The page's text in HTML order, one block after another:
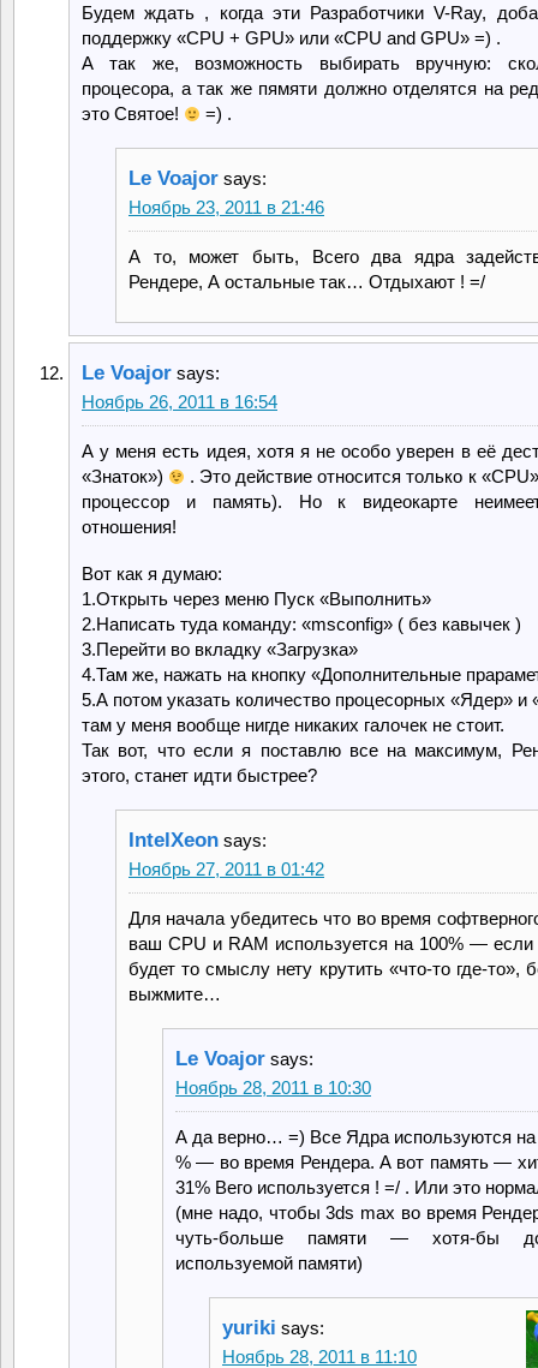
Будем ждать , когда эти Разработчики V-Ray,
поддержку «CPU + GPU» или «CPU and GPU» =) .
А так же, возможность выбирать вручную:
процесора, а так же пямяти должно отделятся на
это Святое!
=) .
Le Voajor says:
Ноябрь 23, 2011 в 21:46
А то, может быть, Всего два ядра
Рендере, А остальные так… Отдыхают ! =/
Le Voajor says:
Ноябрь 26, 2011 в 16:54
А у меня есть идея, хотя я не особо уверен в её
«Знаток»)
. Это действие относится только к
процессор и память). Но к видеокарте
отношения!
Вот как я думаю:
1.Открыть через меню Пуск «Выполнить»
2.Написать туда команду: «msconfig» ( без кавычек )
3.Перейти во вкладку «Загрузка»
4.Там же, нажать на кнопку «Дополнительные
5.А потом указать количество процесорных «Ядер» и
там у меня вообще нигде никаких галочек не стоит.
Так вот, что если я поставлю все на максимум,
этого, станет идти быстрее?
IntelXeon says:
Ноябрь 27, 2011 в 01:42
Для начала убедитесь что во время
ваш CPU и RAM используется на 100% — если
будет то смыслу нету крутить «что-то где-то»,
выжмите…
Le Voajor says:
Ноябрь 28, 2011 в 10:30
А да верно… =) Все Ядра используются на
% — во время Рендера. А вот память —
31% Вего используется ! =/ . Или это
(мне надо, чтобы 3ds max во время
чуть-больше памяти — хотя-бы
используемой памяти)
yuriki says:
Ноябрь 28, 2011 в 11:10